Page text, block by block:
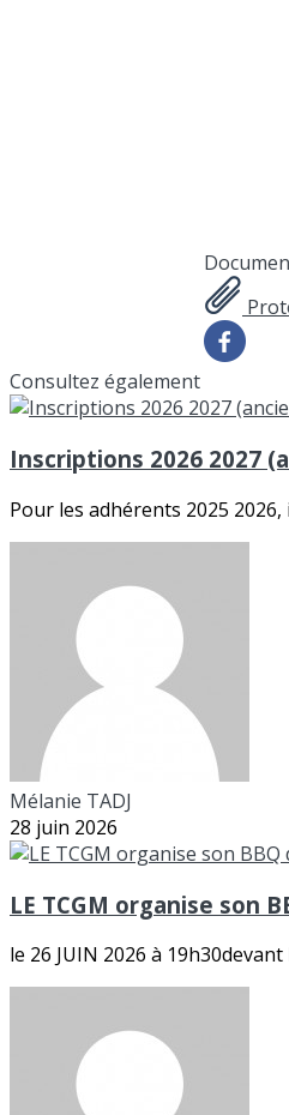
Consultez également
Inscriptions 2026 2027
Pour les adhérents 2025
Mélanie TADJ
28 juin 2026
LE TCGM organise son
le 26 JUIN 2026 à